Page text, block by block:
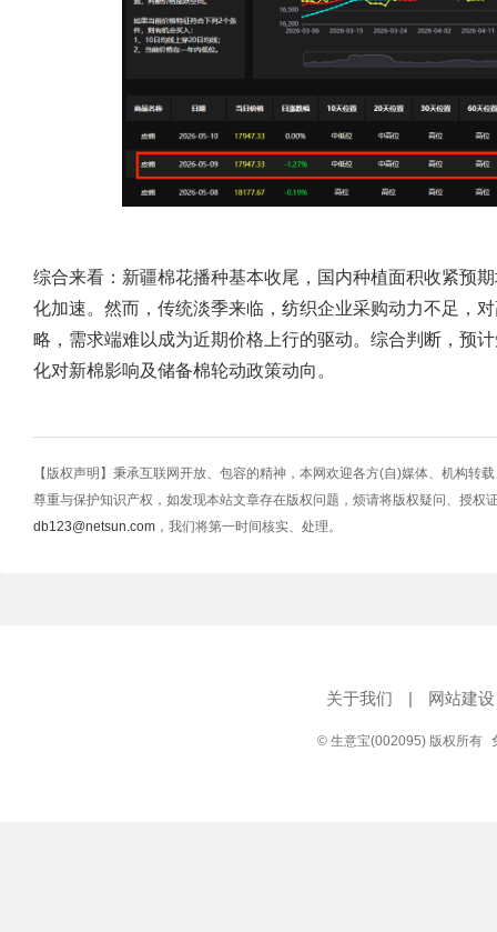
综合来看：新疆棉花播种基本收尾，国内种植面积收紧预
化加速。然而，传统淡季来临，纺织企业采购动力不足，
略，需求端难以成为近期价格上行的驱动。综合判断，预
化对新棉影响及储备棉轮动政策动向。
【版权声明】秉承互联网开放、包容的精神，本网欢迎各方(自)媒体、机构转
尊重与保护知识产权，如发现本站文章存在版权问题，烦请将版权疑问、授权
db123@netsun.com ，我们将第一时间核实、处理。
关于我们 | 网站建设
© 生意宝(002095) 版权所有